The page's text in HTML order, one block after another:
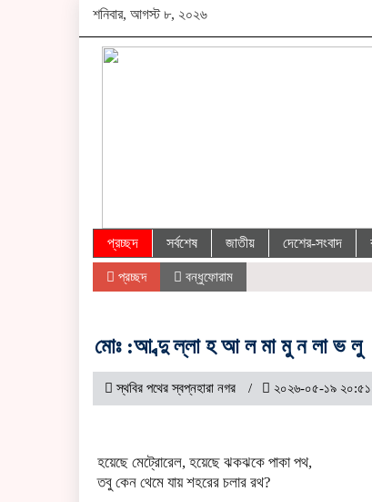
শনিবার, আগস্ট ৮, ২০২৬
প্রচ্ছদ সর্বশেষ জাতীয় দেশের-সংবাদ
প্রচ্ছদ বন্ধুফোরাম
মোঃ :আ ব্দু ল্লা হ আ ল মা মু ন লা ভ লু
স্থবির পথের স্বপ্নহারা নগর ২০২৬-০৫-১৯
হয়েছে মেট্রোরেল, হয়েছে ঝকঝকে পাকা পথ,
তবু কেন থেমে যায় শহরের চলার রথ?